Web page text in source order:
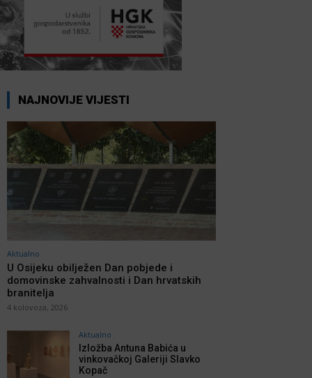
NAJNOVIJE VIJESTI
Aktualno
U Osijeku obilježen Dan pobjede i
domovinske zahvalnosti i Dan hrvatskih
branitelja
4 kolovoza, 2026
Aktualno
Izložba Antuna Babića u
vinkovačkoj Galeriji Slavko
Kopač